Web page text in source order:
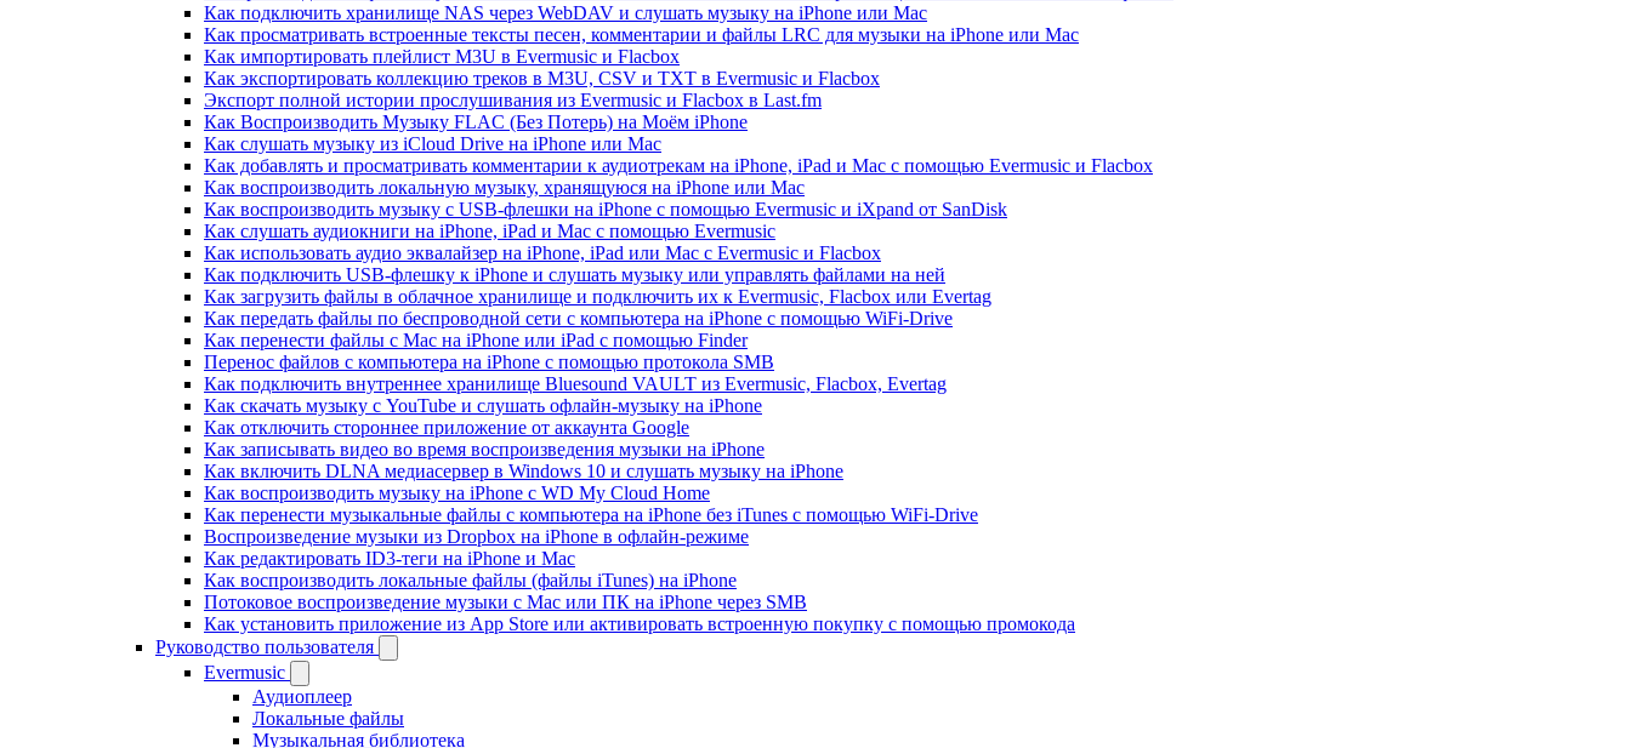
Как подключить хранилище NAS через WebDAV и слушать музыку на iPhone или Mac
Как просматривать встроенные тексты песен, комментарии и файлы LRC для музыки на iPhone или Mac
Как импортировать плейлист M3U в Evermusic и Flacbox
Как экспортировать коллекцию треков в M3U, CSV и TXT в Evermusic и Flacbox
Экспорт полной истории прослушивания из Evermusic и Flacbox в Last.fm
Как Воспроизводить Музыку FLAC (Без Потерь) на Моём iPhone
Как слушать музыку из iCloud Drive на iPhone или Mac
Как добавлять и просматривать комментарии к аудиотрекам на iPhone, iPad и Mac с помощью Evermusic и Flacbox
Как воспроизводить локальную музыку, хранящуюся на iPhone или Mac
Как воспроизводить музыку с USB-флешки на iPhone с помощью Evermusic и iXpand от SanDisk
Как слушать аудиокниги на iPhone, iPad и Mac с помощью Evermusic
Как использовать аудио эквалайзер на iPhone, iPad или Mac с Evermusic и Flacbox
Как подключить USB-флешку к iPhone и слушать музыку или управлять файлами на ней
Как загрузить файлы в облачное хранилище и подключить их к Evermusic, Flacbox или Evertag
Как передать файлы по беспроводной сети с компьютера на iPhone с помощью WiFi-Drive
Как перенести файлы с Mac на iPhone или iPad с помощью Finder
Перенос файлов с компьютера на iPhone с помощью протокола SMB
Как подключить внутреннее хранилище Bluesound VAULT из Evermusic, Flacbox, Evertag
Как скачать музыку с YouTube и слушать офлайн-музыку на iPhone
Как отключить стороннее приложение от аккаунта Google
Как записывать видео во время воспроизведения музыки на iPhone
Как включить DLNA медиасервер в Windows 10 и слушать музыку на iPhone
Как воспроизводить музыку на iPhone с WD My Cloud Home
Как перенести музыкальные файлы с компьютера на iPhone без iTunes с помощью WiFi-Drive
Воспроизведение музыки из Dropbox на iPhone в офлайн-режиме
Как редактировать ID3-теги на iPhone и Mac
Как воспроизводить локальные файлы (файлы iTunes) на iPhone
Потоковое воспроизведение музыки с Mac или ПК на iPhone через SMB
Как установить приложение из App Store или активировать встроенную покупку с помощью промокода
Руководство пользователя
Evermusic
Аудиоплеер
Локальные файлы
Музыкальная библиотека